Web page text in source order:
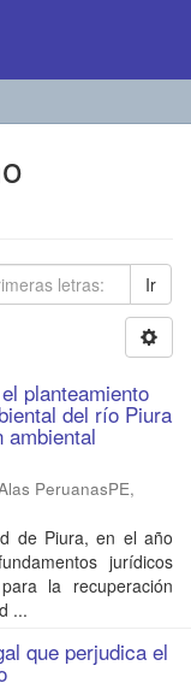
Ir
planteamiento
del río Piura
ambiental
PeruanasPE,
de Piura, en el año
jurídicos
la recuperación
...
que perjudica el